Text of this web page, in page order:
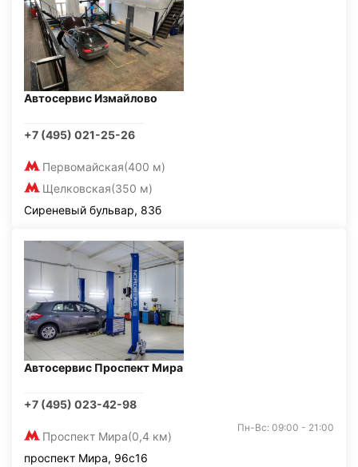
Автосервис Измайлово
+7 (495) 021-25-26
Первомайская(400 м)
Щелковская(350 м)
Сиреневый бульвар, 83б
Автосервис Проспект Мира
+7 (495) 023-42-98
Проспект Мира(0,4 км)
Пн-Вс: 09:00 - 21:00
проспект Мира, 96с16